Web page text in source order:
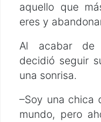
aquello que
eres y
Al acabar de
decidió seguir
una sonrisa.
–Soy una chica
mundo, pero